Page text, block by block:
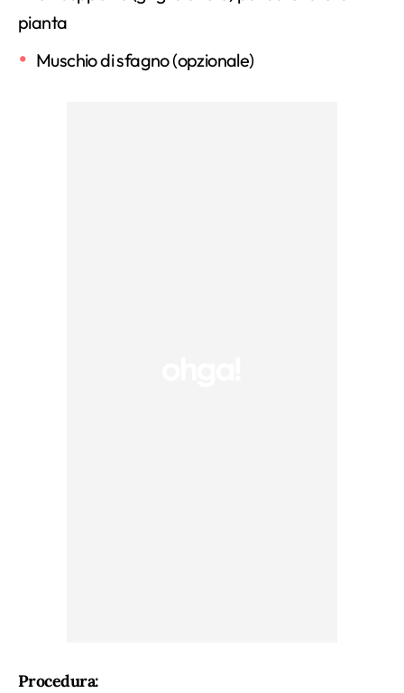
pianta
Muschio di sfagno (opzionale)
Procedura: